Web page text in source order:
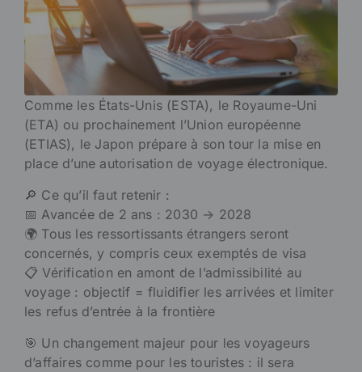
Comme les États-Unis (ESTA), le Royaume-Uni
(ETA) ou prochainement l’Union européenne
(ETIAS), le Japon prépare à son tour la mise en
place d’une autorisation de voyage électronique.
🔎 Ce qu’il faut retenir :
📅 Avancée de 2 ans : 2030 → 2028
🌍 Tous les ressortissants étrangers seront
concernés, y compris ceux exemptés de visa
📋 Vérification en amont de l’admissibilité au
voyage : objectif = fluidifier les arrivées et limiter
les refus d’entrée à la frontière
🎯 Un changement majeur pour les voyageurs
d’affaires comme pour les touristes : il sera